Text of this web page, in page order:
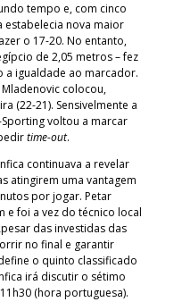
tempo e, com cinco
nova maior
o 17-20. No entanto,
de 2,05 metros – fez
a igualdade ao marcador.
colocou,
(22-21). Sensivelmente a
voltou a marcar
time-out.
continuava a revelar
atingirem uma vantagem
por jogar. Petar
e foi a vez do técnico local
das investidas das
no final e garantir
o quinto classificado
irá discutir o sétimo
(hora portuguesa).